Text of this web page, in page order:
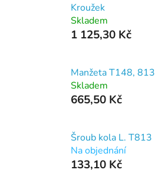
Kroužek
Skladem
1 125,30 Kč
Manžeta T148, 813
Skladem
665,50 Kč
Šroub kola L. T813
Na objednání
133,10 Kč